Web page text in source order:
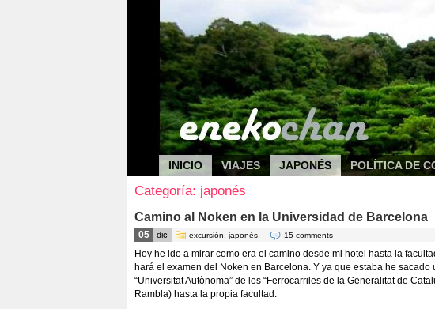
INICIO VIAJES JAPONÉS POLÍTICA DE
Categoría: japonés
Camino al Noken en la Universidad de Barcelona
05 dic excursión japonés 15 comments
Hoy he ido a mirar como era el camino desde mi hotel hasta la
hará el examen del Noken en Barcelona. Y ya que estaba he
“Universitat Autònoma” de los “Ferrocarriles de la Generalitat de
Rambla) hasta la propia facultad.